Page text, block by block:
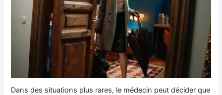
Dans des situations plus rares, le médecin peut décider que